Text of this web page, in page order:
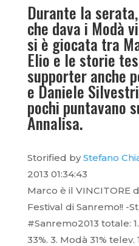
Durante la
che dava i Modà
si è giocata tra
Elio e le storie
supporter anche
e Daniele
pochi puntavano
Annalisa.
Storified byStefano
2013 01:34:43
Marco è il VINCITORE
Festival di Sanremo!! -
#Sanremo2013 totale:
33%. 3. Modà 31%